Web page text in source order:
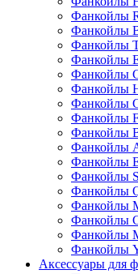
Фанкойлы
Фанкойлы
Фанкойлы
Фанкойлы
Фанкойлы
Фанкойлы
Фанкойлы
Фанкойлы
Фанкойлы
Фанкойлы
Фанкойлы
Фанкойлы
Фанкойлы
Фанкойлы
Фанкойлы
Фанкойлы
Фанкойлы
Аксессуары для